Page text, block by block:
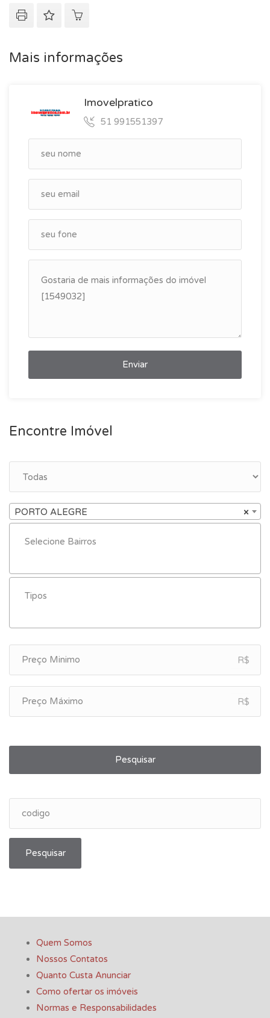
Mais informações
Imovelpratico
51 991551397
Enviar
Encontre Imóvel
×
PORTO ALEGRE
R$
R$
Pesquisar
Pesquisar
Quem Somos
Nossos Contatos
Quanto Custa Anunciar
Como ofertar os imóveis
Normas e Responsabilidades